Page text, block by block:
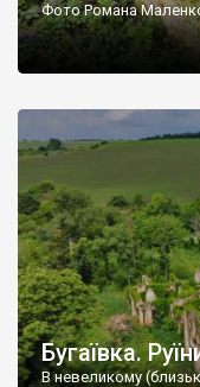
Фото Романа
Бугаївка.
В невеликому